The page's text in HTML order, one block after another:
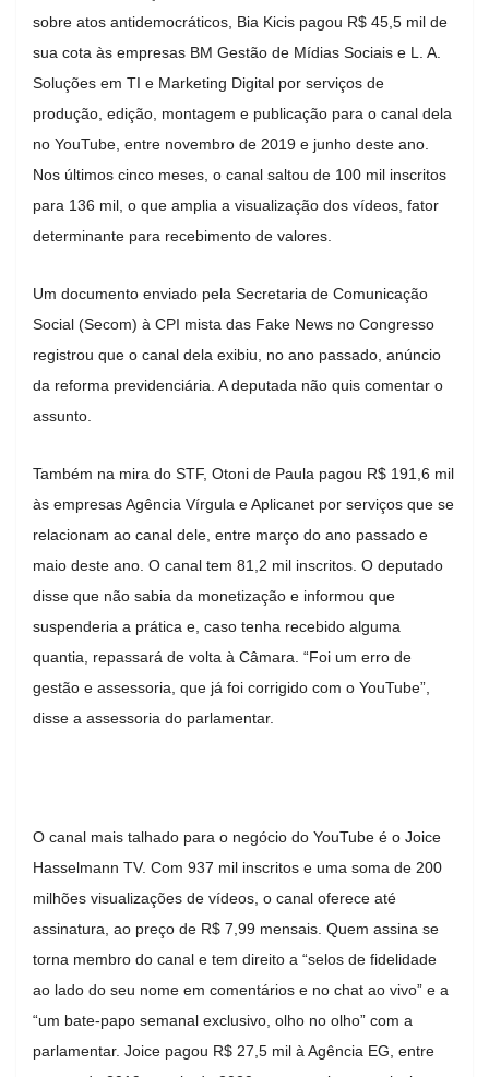
sobre atos antidemocráticos, Bia Kicis pagou R$ 45,5 mil de
sua cota às empresas BM Gestão de Mídias Sociais e L. A.
Soluções em TI e Marketing Digital por serviços de
produção, edição, montagem e publicação para o canal dela
no YouTube, entre novembro de 2019 e junho deste ano.
Nos últimos cinco meses, o canal saltou de 100 mil inscritos
para 136 mil, o que amplia a visualização dos vídeos, fator
determinante para recebimento de valores.
Um documento enviado pela Secretaria de Comunicação
Social (Secom) à CPI mista das Fake News no Congresso
registrou que o canal dela exibiu, no ano passado, anúncio
da reforma previdenciária. A deputada não quis comentar o
assunto.
Também na mira do STF, Otoni de Paula pagou R$ 191,6 mil
às empresas Agência Vírgula e Aplicanet por serviços que se
relacionam ao canal dele, entre março do ano passado e
maio deste ano. O canal tem 81,2 mil inscritos. O deputado
disse que não sabia da monetização e informou que
suspenderia a prática e, caso tenha recebido alguma
quantia, repassará de volta à Câmara. “Foi um erro de
gestão e assessoria, que já foi corrigido com o YouTube”,
disse a assessoria do parlamentar.
O canal mais talhado para o negócio do YouTube é o Joice
Hasselmann TV. Com 937 mil inscritos e uma soma de 200
milhões visualizações de vídeos, o canal oferece até
assinatura, ao preço de R$ 7,99 mensais. Quem assina se
torna membro do canal e tem direito a “selos de fidelidade
ao lado do seu nome em comentários e no chat ao vivo” e a
“um bate-papo semanal exclusivo, olho no olho” com a
parlamentar. Joice pagou R$ 27,5 mil à Agência EG, entre